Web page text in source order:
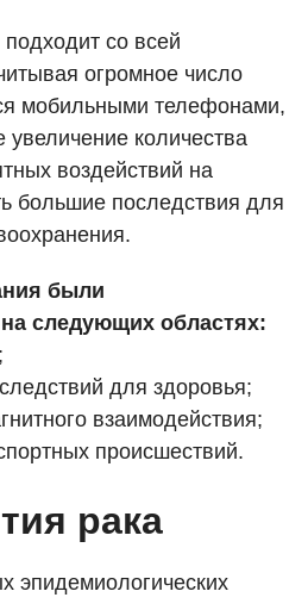
со всей
огромное число
мобильными телефонами,
увеличение количества
воздействий на
большие последствия для
были
следующих областях:
для здоровья;
взаимодействия;
происшествий.
рака
эпидемиологических